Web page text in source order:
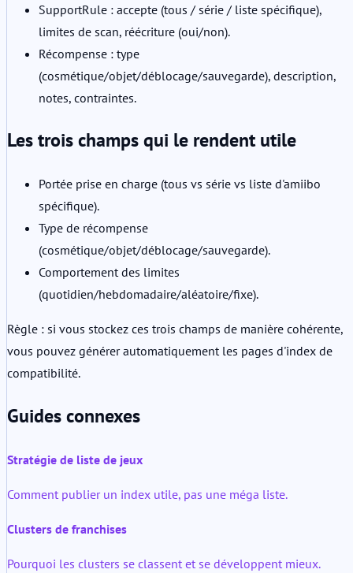
SupportRule : accepte (tous / série / liste spécifique),
limites de scan, réécriture (oui/non).
Récompense : type
(cosmétique/objet/déblocage/sauvegarde), description,
notes, contraintes.
Les trois champs qui le rendent utile
Portée prise en charge (tous vs série vs liste d'amiibo
spécifique).
Type de récompense
(cosmétique/objet/déblocage/sauvegarde).
Comportement des limites
(quotidien/hebdomadaire/aléatoire/fixe).
Règle : si vous stockez ces trois champs de manière cohérente,
vous pouvez générer automatiquement les pages d'index de
compatibilité.
Guides connexes
Stratégie de liste de jeux
Comment publier un index utile, pas une méga liste.
Clusters de franchises
Pourquoi les clusters se classent et se développent mieux.